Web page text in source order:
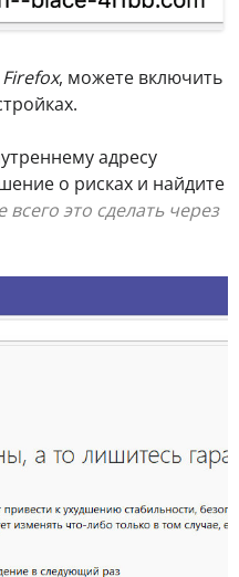
, можете включить
адресу
о рисках и найдите
это сделать через